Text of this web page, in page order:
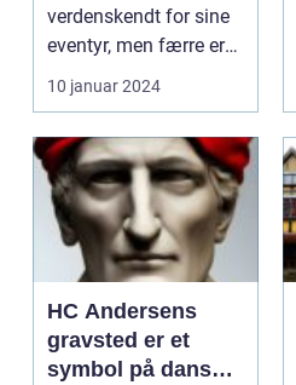
verdenskendt for sine
eventyr, men færre er
bekendt med hans ...
10 januar 2024
HC Andersens
gravsted er et
symbol på dansk